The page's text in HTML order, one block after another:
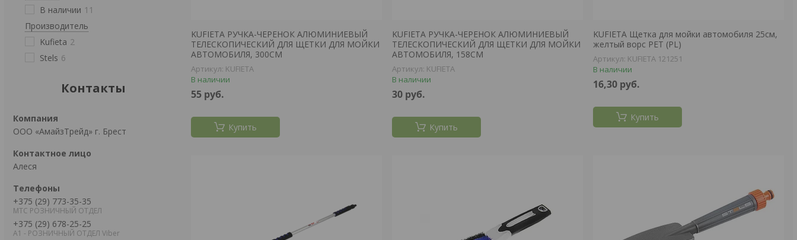
В наличии 11
Производитель
Kufieta 2
Stels 6
Контакты
ООО «АмайзТрейд» г. Брест
Алеся
+375 (29) 773-35-35
МТС РОЗНИЧНЫЙ ОТДЕЛ
+375 (29) 678-25-25
А1 - РОЗНИЧНЫЙ ОТДЕЛ Viber
KUFIETA РУЧКА-ЧЕРЕНОК АЛЮМИНИЕВЫЙ
ТЕЛЕСКОПИЧЕСКИЙ ДЛЯ ЩЕТКИ ДЛЯ МОЙКИ
АВТОМОБИЛЯ, 300СМ
KUFIETA
В наличии
55 руб.
Купить
KUFIETA РУЧКА-ЧЕРЕНОК АЛЮМИНИЕВЫЙ
ТЕЛЕСКОПИЧЕСКИЙ ДЛЯ ЩЕТКИ ДЛЯ МОЙКИ
АВТОМОБИЛЯ, 158СМ
KUFIETA
В наличии
30 руб.
Купить
KUFIETA Щетка для мойки автомобиля 25см,
желтый ворс PET (PL)
KUFIETA 121251
В наличии
16,30 руб.
Купить